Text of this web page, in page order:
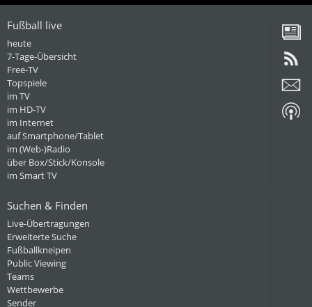
Fußball live
heute
7-Tage-Übersicht
Free-TV
Topspiele
im TV
im HD-TV
im Internet
auf Smartphone/Tablet
im (Web-)Radio
über Box/Stick/Konsole
im Smart TV
Suchen & Finden
Live-Übertragungen
Erweiterte Suche
Fußballkneipen
Public Viewing
Teams
Wettbewerbe
Sender